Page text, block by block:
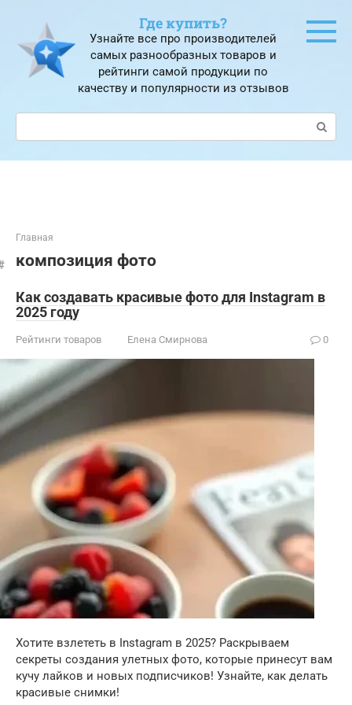
контенту
Где купить?
Узнайте все про производителей
самых разнообразных товаров и
рейтинги самой продукции по
качеству и популярности из отзывов
Поиск:
Главная
композиция фото
Как создавать красивые фото для Instagram в
2025 году
Рейтинги товаров Елена Смирнова 0
Хотите взлететь в Instagram в 2025? Раскрываем
секреты создания улетных фото, которые принесут вам
кучу лайков и новых подписчиков! Узнайте, как делать
красивые снимки!